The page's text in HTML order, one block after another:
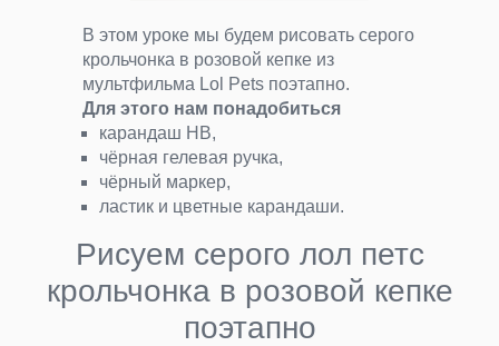
В этом уроке мы будем рисовать серого
крольчонка в розовой кепке из
мультфильма Lol Pets поэтапно.
Для этого нам понадобиться
карандаш HB,
чёрная гелевая ручка,
чёрный маркер,
ластик и цветные карандаши.
Рисуем серого лол петс
крольчонка в розовой кепке
поэтапно